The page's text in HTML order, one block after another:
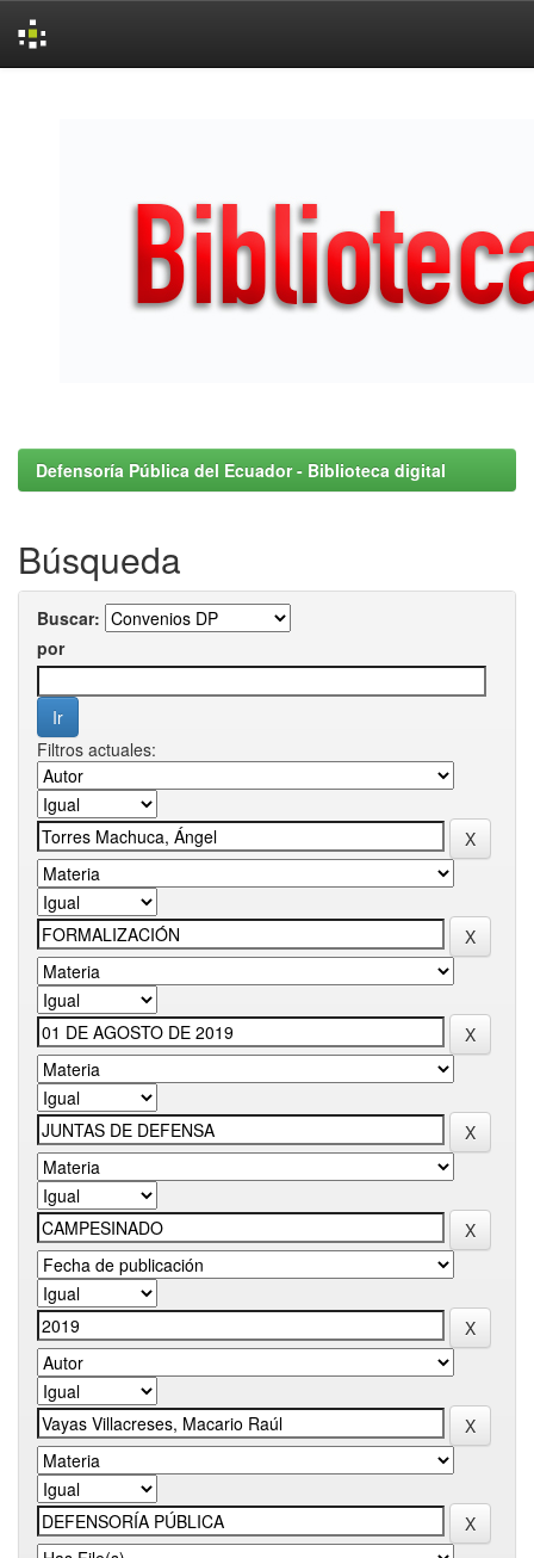
Defensoría Pública del Ecuador - Biblioteca digital
Búsqueda
Buscar:
por
Filtros actuales: